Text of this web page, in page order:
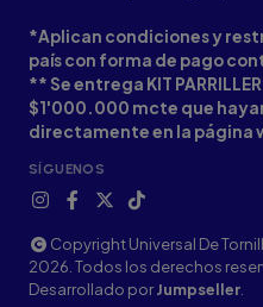
*Aplican condiciones y
país con forma de pago
** Se entrega KIT
$1'000.000 mcte que
directamente en la página
SÍGUENOS
Copyright Universal De
2026. Todos los derechos
Desarrollado porJumpseller